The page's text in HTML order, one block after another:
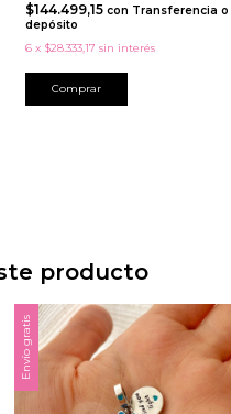
$144.499,15 con Transferencia o
depósito
6 x $28.333,17 sin interés
Comprar
producto
Envío gratis